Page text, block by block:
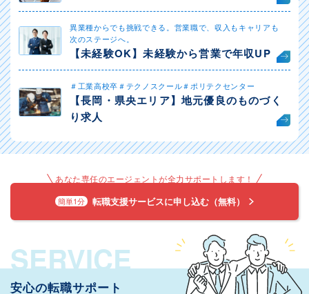
異業種からでも挑戦できる。営業職で、収入もキャリアも
次のステージへ。
【未経験OK】未経験から営業で年収UP
＃工業高校卒＃テクノスクール＃ポリテクセンター
【長岡・県央エリア】地元優良のものづく
り求人
あなた専任のエージェントが全力サポートします！
簡単1分 転職支援サービスに申し込む（無料）
SERVICE
安心の転職サポート